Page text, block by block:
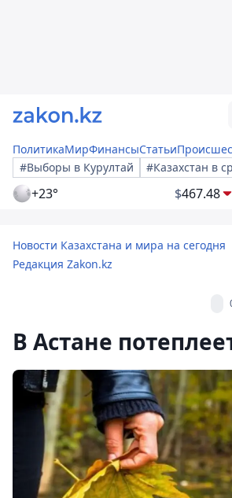
ПолитикаМирФинансыСтатьи
#Выборы в Курултай
#Казахстан в
+23° $467.48
Новости Казахстана и мира на сегодня
Редакция Zakon.kz
В Астане